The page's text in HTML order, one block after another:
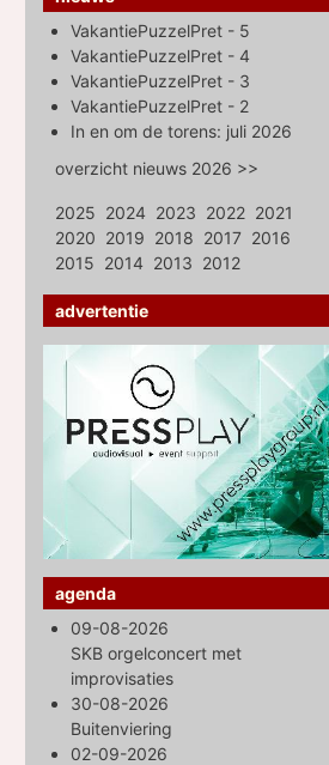
VakantiePuzzelPret - 5
VakantiePuzzelPret - 4
VakantiePuzzelPret - 3
VakantiePuzzelPret - 2
In en om de torens: juli 2026
overzicht nieuws 2026 >>
2025 2024 2023 2022 2021
2020 2019 2018 2017 2016
2015 2014 2013 2012
advertentie
agenda
09-08-2026
SKB orgelconcert met
improvisaties
30-08-2026
Buitenviering
02-09-2026